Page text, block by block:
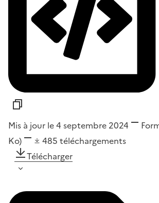
Mis à jour le 4 septembre 2024
Ko)
485 téléchargements
Télécharger